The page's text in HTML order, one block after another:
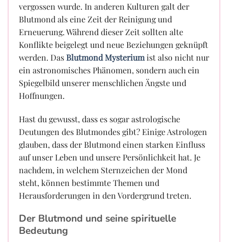
vergossen wurde. In anderen Kulturen galt der
Blutmond als eine Zeit der Reinigung und
Erneuerung. Während dieser Zeit sollten alte
Konflikte beigelegt und neue Beziehungen geknüpft
werden. DasBlutmond Mysteriumist also nicht nur
ein astronomisches Phänomen, sondern auch ein
Spiegelbild unserer menschlichen Ängste und
Hoffnungen.
Hast du gewusst, dass es sogar astrologische
Deutungen des Blutmondes gibt? Einige Astrologen
glauben, dass der Blutmond einen starken Einfluss
auf unser Leben und unsere Persönlichkeit hat. Je
nachdem, in welchem Sternzeichen der Mond
steht, können bestimmte Themen und
Herausforderungen in den Vordergrund treten.
Der Blutmond und seine spirituelle
Bedeutung